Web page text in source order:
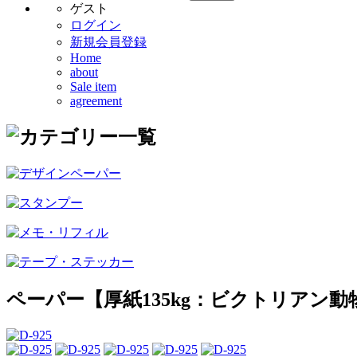
ゲスト
ログイン
新規会員登録
Home
about
Sale item
agreement
ペーパー【厚紙135kg：ビクトリアン動